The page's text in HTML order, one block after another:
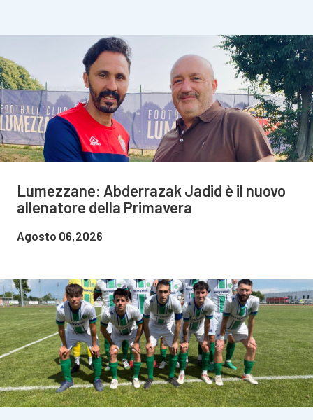
Lumezzane: Abderrazak Jadid è il nuovo
allenatore della Primavera
Agosto 06,2026